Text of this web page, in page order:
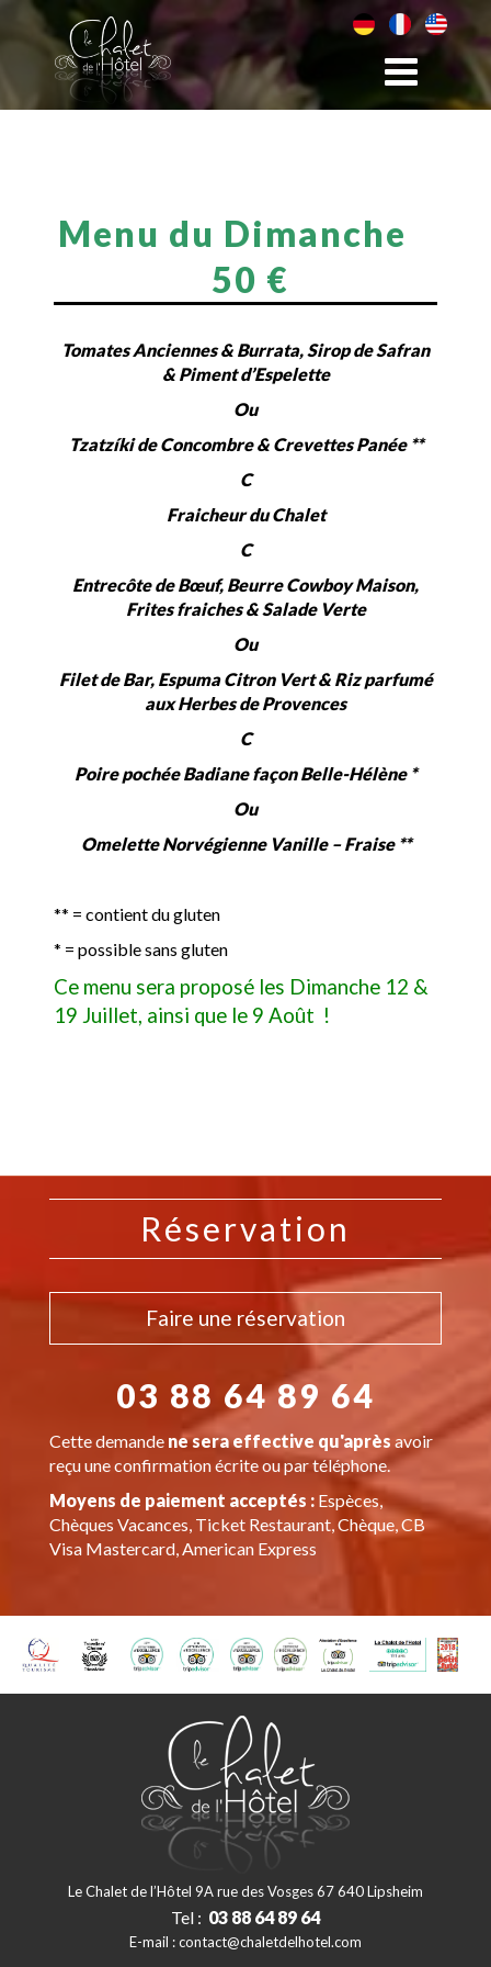
Menu du Dimanche
50 €
Tomates Anciennes & Burrata, Sirop de Safran
& Piment d’Espelette
Ou
Tzatzíki de Concombre & Crevettes Panée **
C
Fraicheur du Chalet
C
Entrecôte de Bœuf, Beurre Cowboy Maison,
Frites fraiches & Salade Verte
Ou
Filet de Bar, Espuma Citron Vert & Riz parfumé
aux Herbes de Provences
C
Poire pochée Badiane façon Belle-Hélène *
Ou
Omelette Norvégienne Vanille – Fraise **
** = contient du gluten
* = possible sans gluten
Ce menu sera proposé les Dimanche 12 &
19 Juillet, ainsi que le 9 Août !
Réservation
Faire une réservation
03 88 64 89 64
Cette demande ne sera effective qu'après avoir
reçu une confirmation écrite ou par téléphone.
Moyens de paiement acceptés :Espèces,
Chèques Vacances, Ticket Restaurant, Chèque, CB
Visa Mastercard, American Express
Le Chalet de l’Hôtel 9A rue des Vosges 67 640 Lipsheim
Tel : 03 88 64 89 64
E-mail :contact@chaletdelhotel.com